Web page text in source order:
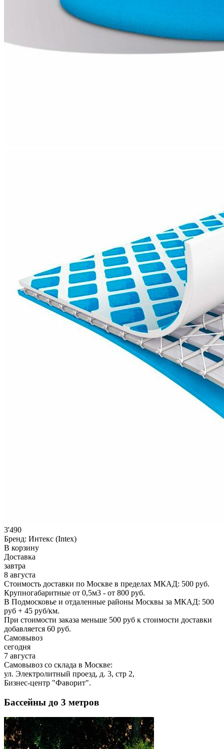
3'490
Бренд: Интекс (Intex)
В корзину
Доставка
завтра
8 августа
Стоимость доставки по Москве в пределах МКАД: 500 руб.
Крупногабаритные от 0,5м3 - от 800 руб.
В Подмосковье и отдаленные районы Москвы за МКАД: 500
руб + 45 руб/км.
При стоимости заказа меньше 500 руб к стоимости доставки
добавляется 60 руб.
Самовывоз
сегодня
7 августа
Самовывоз со склада в Москве:
ул. Электролитный проезд, д. 3, стр 2,
Бизнес-центр "Фаворит".
Бассейны до 3 метров